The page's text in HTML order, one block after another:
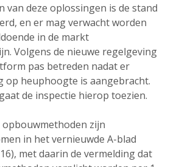
van deze oplossingen is de stand
en er mag verwacht worden
in de markt
Volgens de nieuwe regelgeving
pas betreden nadat er
op heuphoogte is aangebracht.
de inspectie hierop toezien.
zijn
in het vernieuwde A-blad
met daarin de vermelding dat